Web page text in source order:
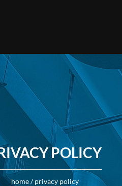
POLICY
home/privacy policy